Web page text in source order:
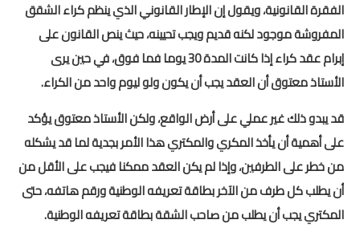
المرحلة الرابعة
الامتحان الموحد الإقليمي
فضاء الأستاذ
وثائق الأستاذ
التوازيع السنوية
التوازيع المرحلية
الفقرة القانونية، ويقول إن الإطار القانوني الذي ينظم كراء الشقق
المفروشة موجود لكنه قديم ويجب تحيينه، حيث ينص القانون على
إبرام عقد كراء إذا كانت المدة 30 يوما فما فوق، في حين يرى
الأستاذ معتوق أن العقد يجب أن يكون ولو ليوم واحد من الكراء.
قد يبدو ذلك غير عملي على أرض الواقع، ولكن الأستاذ معتوق يؤكد
على أهمية أن يأخذ المكري والمكتري هذا الأمر بجدية لما قد يشكله
من خطر على الطرفين، وإذا لم يكن العقد ممكنا فيجب على الأقل من
أن يطلب كل طرف من الآخر بطاقة تعريفه الوطنية ورقم هاتفه، حتى
المكتري يجب أن يطلب من صاحب الشقة بطاقة تعريفه الوطنية.